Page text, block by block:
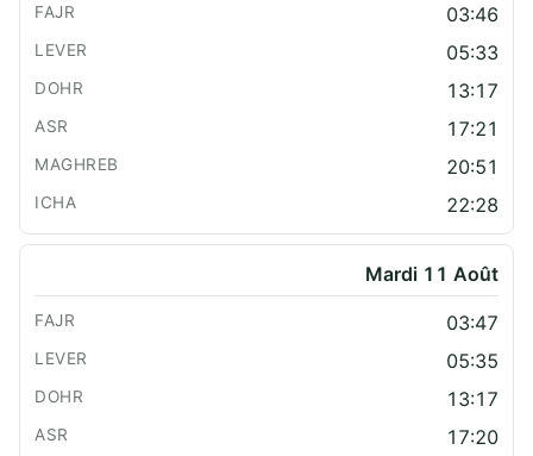
03:46
05:33
13:17
17:21
20:51
22:28
Mardi 11 Août
03:47
05:35
13:17
17:20